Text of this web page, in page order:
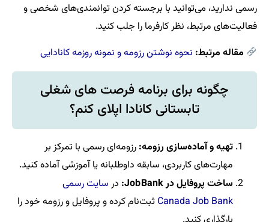
رسمی ندارید، می‌توانید با برجسته کردن توانمندی‌های شخصی و
فعالیت‌های مرتبط، نظر کارفرما را جلب کنید.
مقاله مرتبط: نحوه نوشتن رزومه و نمونه روزمه کانادایی
چگونه برای برنامه فرصت‌ های شغلی
تابستانی کانادا اپلای کنم؟
تهیه و آماده‌سازی رزومه: رزومه‌ای رسمی با تمرکز بر
مهارت‌های کاربردی، سابقه داوطلبانه یا آموزشی آماده کنید.
ساخت پروفایل در Job Bank:
در سایت رسمی
Canada Job Bank ثبت‌نام کرده و پروفایل و رزومه خود را